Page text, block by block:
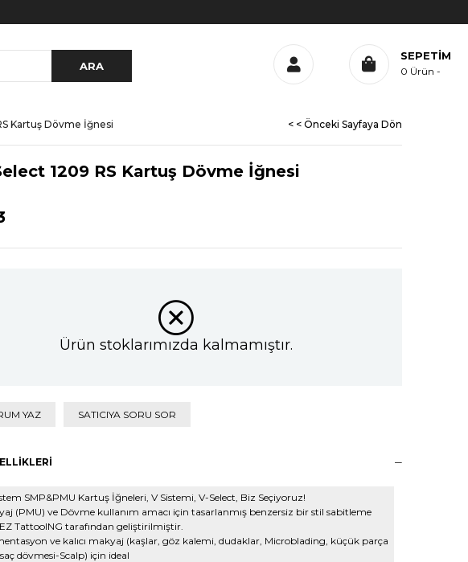
SEPETIM
0 Ürün
Kartuş Dövme İğnesi < < Önceki Sayfaya Dön
1209 RS Kartuş Dövme İğnesi
Ürün stoklarımızda kalmamıştır.
YAZ SATICIYA SORU SOR
SMP&PMU Kartuş İğneleri, V Sistemi, V-Select, Biz Seçiyoruz!
(PMU) ve Dövme kullanım amacı için tasarlanmış benzersiz bir stil sabitleme
TattooING tarafından geliştirilmiştir.
ve kalıcı makyaj (kaşlar, göz kalemi, dudaklar, Microblading, küçük parça
dövmesi-Scalp) için ideal